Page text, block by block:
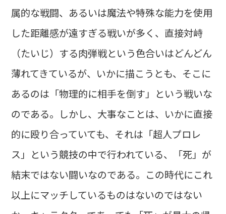
属的な戦闘、あるいは魔法や特殊な能力を使用
した距離感が遠すぎる戦いが多く、直接対峙
（たいじ）する肉弾戦という色合いはどんどん
薄れてきているが、いかに描こうとも、そこに
あるのは「物理的に相手を倒す」という戦いな
のである。しかし、大事なことは、いかに直接
的に殴り合っていても、それは「超人プロレ
ス」という競技の中で行われている、「死」が
結末ではない闘いなのである。この時代にこれ
以上にマッチしているものはないのではない